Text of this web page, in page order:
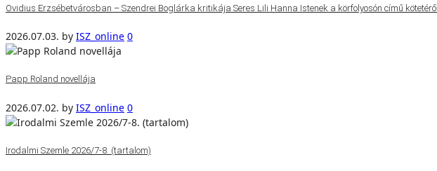
Ovidius Erzsébetvárosban – Szendrei Boglárka kritikája Seres Lili Hanna Istenek a körfolyosón című kötetéről
2026.07.03. by ISZ_online 0
Papp Roland novellája
2026.07.02. by ISZ_online 0
Irodalmi Szemle 2026/7-8. (tartalom)